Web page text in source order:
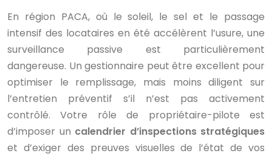
En région PACA, où le soleil, le sel et le passage
intensif des locataires en été accélèrent l’usure, une
surveillance passive est particulièrement
dangereuse. Un gestionnaire peut être excellent pour
optimiser le remplissage, mais moins diligent sur
l’entretien préventif s’il n’est pas activement
contrôlé. Votre rôle de propriétaire-pilote est
d’imposer un calendrier d’inspections stratégiques
et d’exiger des preuves visuelles de l’état de vos